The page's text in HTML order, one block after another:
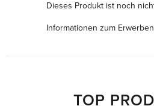
Dieses Produkt ist noch
Informationen zum
TOP